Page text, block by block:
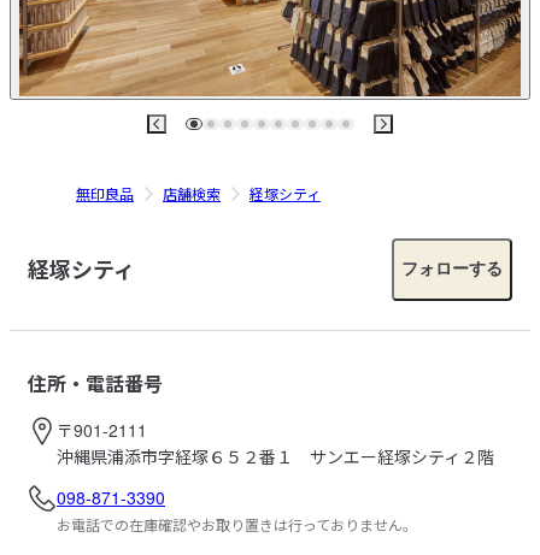
ト
ア
無印良品 店舗検索 経塚シティ
経塚シティ フォローする
住所・電話番号
〒901-2111
沖縄県浦添市字経塚６５２番１ サンエー経塚シティ２階
098-871-3390
お電話での在庫確認やお取り置きは行っておりません。